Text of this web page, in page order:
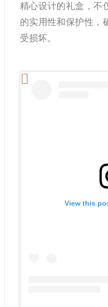
精心设计的礼盒，不
的实用性和保护性，
受损坏。
View this